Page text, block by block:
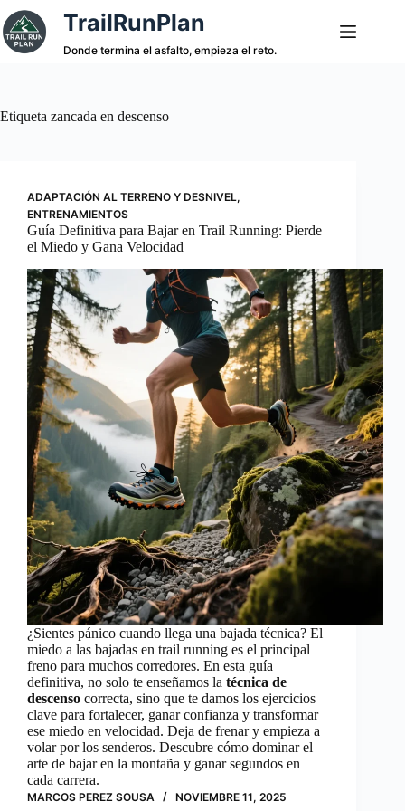
Saltar
al
contenido
TrailRunPlan
Donde termina el asfalto, empieza el reto.
Etiqueta zancada en descenso
ADAPTACIÓN AL TERRENO Y DESNIVEL,
ENTRENAMIENTOS
Guía Definitiva para Bajar en Trail Running: Pierde
el Miedo y Gana Velocidad
¿Sientes pánico cuando llega una bajada técnica? El
miedo a las bajadas en trail running es el principal
freno para muchos corredores. En esta guía
definitiva, no solo te enseñamos la técnica de
descenso correcta, sino que te damos los ejercicios
clave para fortalecer, ganar confianza y transformar
ese miedo en velocidad. Deja de frenar y empieza a
volar por los senderos. Descubre cómo dominar el
arte de bajar en la montaña y ganar segundos en
cada carrera.
MARCOS PEREZ SOUSA NOVIEMBRE 11, 2025